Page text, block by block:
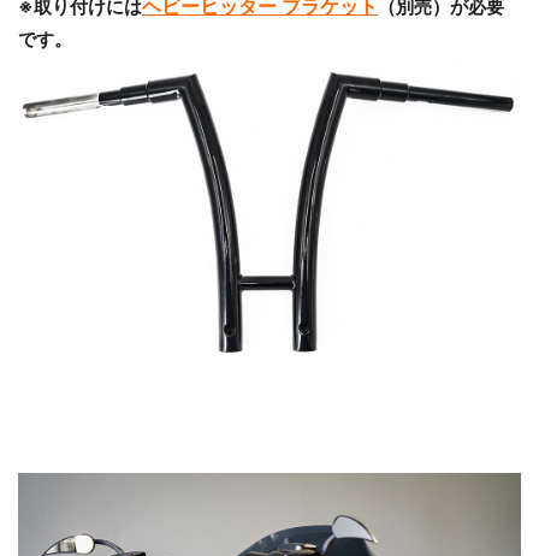
※取り付けにはヘビーヒッター ブラケット
（別売）が必要
です。
お買い物を続ける カートへ進む